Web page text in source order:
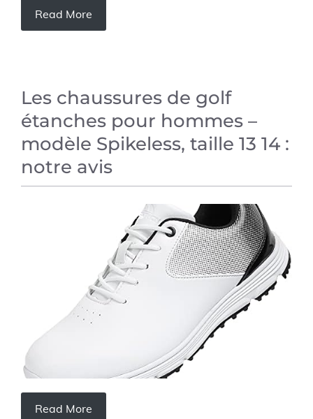
Read More
Les chaussures de golf
étanches pour hommes –
modèle Spikeless, taille 13 14 :
notre avis
AVIS SUR LES PRODUITS
Read More